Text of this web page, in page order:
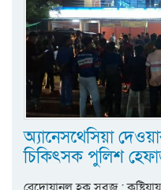
অ্যানেসথেসিয়া
চিকিৎসক পুলিশ